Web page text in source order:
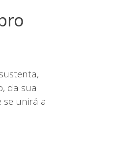
da sua
se unirá a